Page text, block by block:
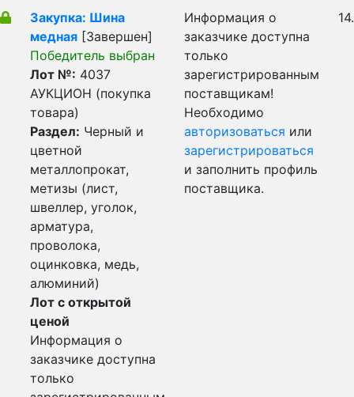
Закупка: Шина
медная [Завершен]
Победитель выбран
Лот №: 4037
АУКЦИОН (покупка
товара)
Раздел: Черный и
цветной
металлопрокат,
метизы (лист,
швеллер, уголок,
арматура,
проволока,
оцинковка, медь,
алюминий)
Лот с открытой
ценой
Информация о
заказчике доступна
только
Информация о
заказчике доступна
только
зарегистрированным
поставщикам!
Необходимо
авторизоваться или
зарегистрироваться
и заполнить профиль
поставщика.